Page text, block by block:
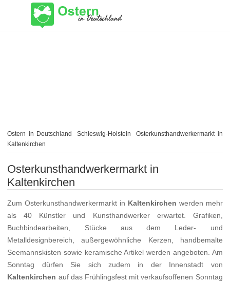
Ostern in Deutschland Schleswig-Holstein
Osterkunsthandwerkermarkt in
Kaltenkirchen
Osterkunsthandwerkermarkt in
Kaltenkirchen
Zum Osterkunsthandwerkermarkt in Kaltenkirchen werden mehr
als 40 Künstler und Kunsthandwerker erwartet. Grafiken,
Buchbindearbeiten, Stücke aus dem Leder- und
Metalldesignbereich, außergewöhnliche Kerzen, handbemalte
Seemannskisten sowie keramische Artikel werden angeboten. Am
Sonntag dürfen Sie sich zudem in der Innenstadt von
Kaltenkirchen auf das Frühlingsfest mit verkaufsoffenen Sonntag